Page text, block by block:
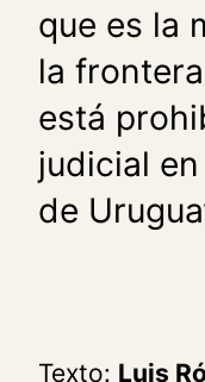
que es la
la
está
judicial
de
Texto: Luis